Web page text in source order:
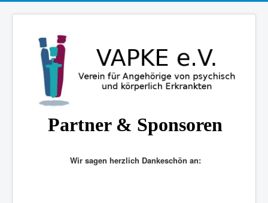
Partner & Sponsoren
Wir sagen herzlich Dankeschön an: